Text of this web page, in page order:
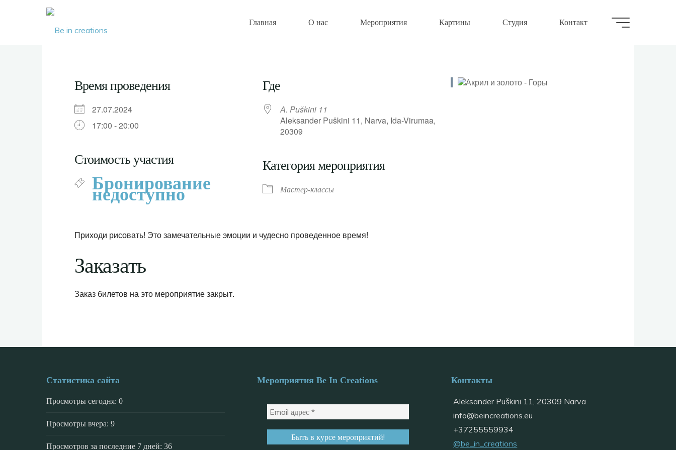
Главная О нас Мероприятия Картины Студия Контакт
Время проведения
27.07.2024
17:00 - 20:00
Стоимость участия
Бронирование
недоступно
Где
A. Puškini 11
Aleksander Puškini 11, Narva, Ida-Virumaa,
20309
Категория мероприятия
Мастер-классы
Приходи рисовать! Это замечательные эмоции и чудесно проведенное время!
Заказать
Заказ билетов на это мероприятие закрыт.
Статистика сайта
Просмотры сегодня: 0
Просмотры вчера: 9
Просмотров за последние 7 дней: 36
Мероприятия Be In Creations Контакты
Aleksander Puškini 11, 20309 Narva
info@beincreations.eu
+37255559934
@be_in_creations